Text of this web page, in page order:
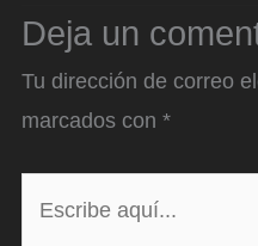
Deja un
Tu dirección de correo
marcados con *